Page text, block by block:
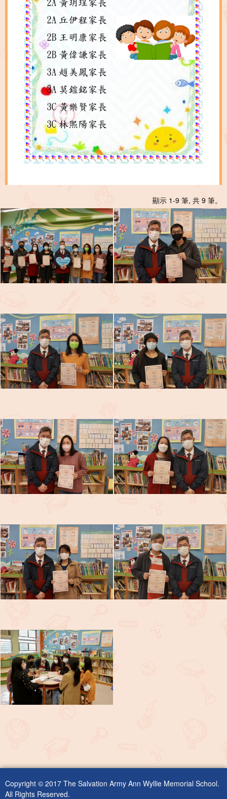
顯示 1-9 筆, 共 9 筆。
Copyright © 2017 The Salvation Army Ann Wyllie Memorial School.
All Rights Reserved.